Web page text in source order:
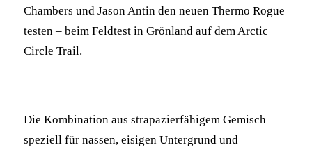
Chambers und Jason Antin den neuen Thermo Rogue
testen – beim Feldtest in Grönland auf dem Arctic
Circle Trail.
Die Kombination aus strapazierfähigem Gemisch
speziell für nassen, eisigen Untergrund und